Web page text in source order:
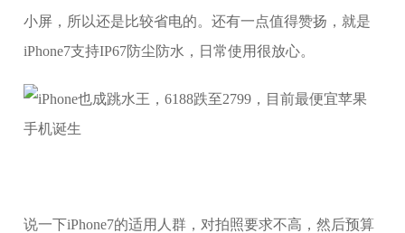
小屏，所以还是比较省电的。还有一点值得赞扬，就是
iPhone7支持IP67防尘防水，日常使用很放心。
说一下iPhone7的适用人群，对拍照要求不高，然后预算